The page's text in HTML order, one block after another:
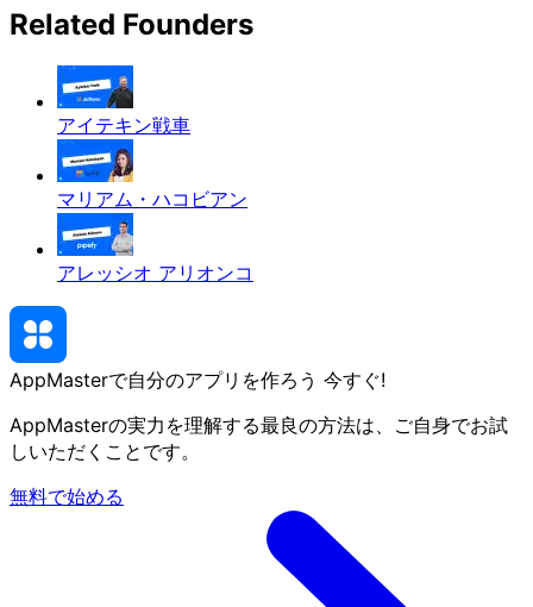
Related Founders
アイテキン戦車
マリアム・ハコビアン
アレッシオ アリオンコ
AppMasterで自分のアプリを作ろう 今すぐ!
AppMasterの実力を理解する最良の方法は、ご自身でお試
しいただくことです。
無料で始める